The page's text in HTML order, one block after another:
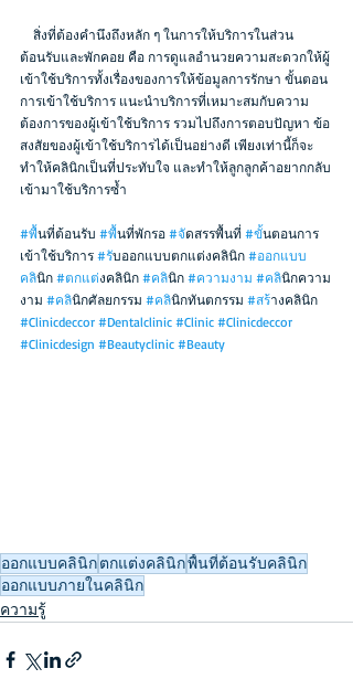
ต้อนรับและพักคอย คือ การดูแลอำนวยความสะดวกให้ผู้
เข้าใช้บริการทั้งเรื่องของการให้ข้อมูลการรักษา ขั้นตอน
การเข้าใช้บริการ แนะนำบริการที่เหมาะสมกับความ
ต้องการของผู้เข้าใช้บริการ รวมไปถึงการตอบปัญหา ข้อ
สงสัยของผู้เข้าใช้บริการได้เป็นอย่างดี เพียงเท่านี้ก็จะ
ทำให้คลินิกเป็นที่ประทับใจ และทำให้ลูกลูกค้าอยากกลับ
เข้ามาใช้บริการซ้ำ
#พื้นที่ต้อนรับ #พื้นที่พักรอ #จัดสรรพื้นที่ #ขั้นตอนการ
เข้าใช้บริการ #รับออกแบบตกแต่งคลินิก #ออกแบบ
คลินิก #ตกแต่งคลินิก #คลินิก #ความงาม #คลินิกความ
งาม #คลินิกศัลยกรรม #คลินิกทันตกรรม #สร้างคลินิก
#Clinicdeccor #Dentalclinic #Clinic #Clinicdeccor
#Clinicdesign #Beautyclinic #Beauty
ออกแบบคลินิกตกแต่งคลินิกพื้นที่ต้อนรับคลินิก
ออกแบบภายในคลินิก
ความรู้